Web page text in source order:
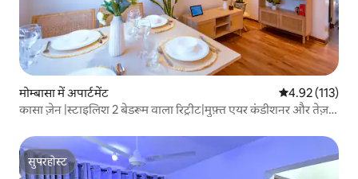
मोम्बासा में अपार्टमेंट औसत रेटिंग 5 में से
4.92 (113)
कासा ज़ेन |स्टाइलिश 2 बेडरूम वाला रिट्रीट|मुफ़्त एयर कंडीशनर और तेज़
सुपरहोस्ट
सुपरहोस्ट